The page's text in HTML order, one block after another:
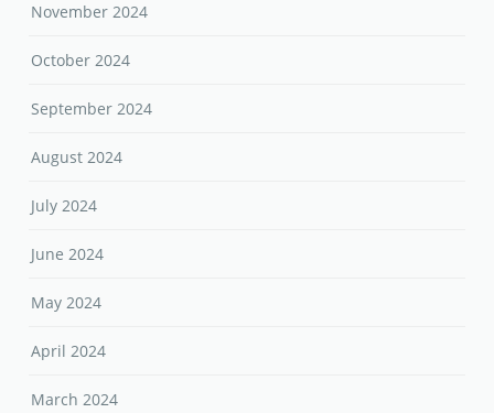
November 2024
October 2024
September 2024
August 2024
July 2024
June 2024
May 2024
April 2024
March 2024